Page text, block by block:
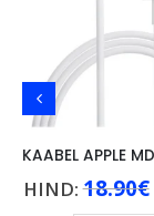
HIND:18.90€